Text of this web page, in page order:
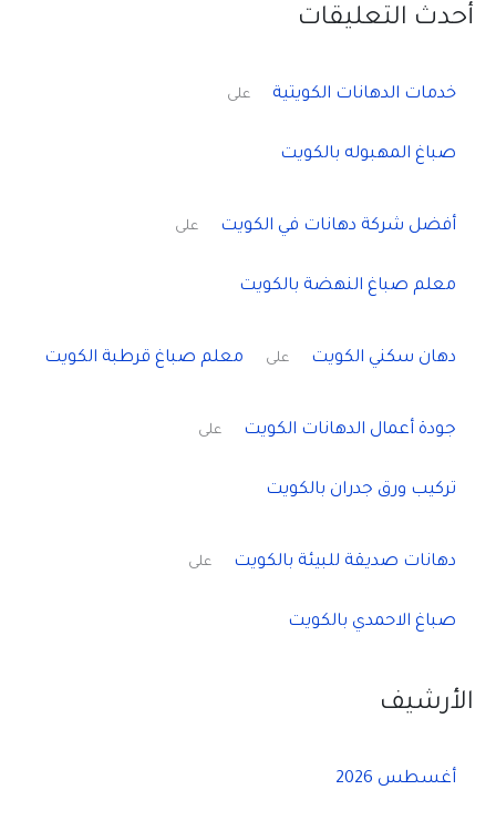
أحدث التعليقات
خدمات الدهانات الكويتية على
صباغ المهبوله بالكويت
أفضل شركة دهانات في الكويت على
معلم صباغ النهضة بالكويت
دهان سكني الكويت على معلم صباغ قرطبة الكويت
جودة أعمال الدهانات الكويت على
تركيب ورق جدران بالكويت
دهانات صديقة للبيئة بالكويت على
صباغ الاحمدي بالكويت
الأرشيف
أغسطس 2026